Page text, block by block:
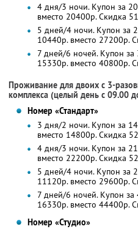
4 дня/3 ночи. Купон за
вместо 20400р. Скидка
5 дней/4 ночи. Купон за
10440р. вместо 27200р.
7 дней/6 ночей. Купон за
15330р. вместо 40800р.
Проживание для двоих с 3-
комплекса (целый день с 09.00
Номер «Стандарт»
3 дня/2 ночи. Купон за
вместо 14800р. Скидка
4 дня/3 ночи. Купон за
вместо 22200р. Скидка
5 дней/4 ночи. Купон за
11120р. вместо 29600р.
7 дней/6 ночей. Купон за
16330р. вместо 44400р.
Номер «Студио»